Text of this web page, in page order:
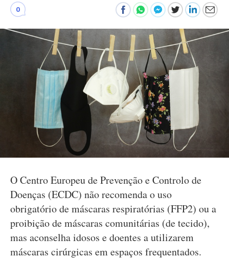
0
O Centro Europeu de Prevenção e Controlo de
Doenças (ECDC) não recomenda o uso
obrigatório de máscaras respiratórias (FFP2) ou a
proibição de máscaras comunitárias (de tecido),
mas aconselha idosos e doentes a utilizarem
máscaras cirúrgicas em espaços frequentados.